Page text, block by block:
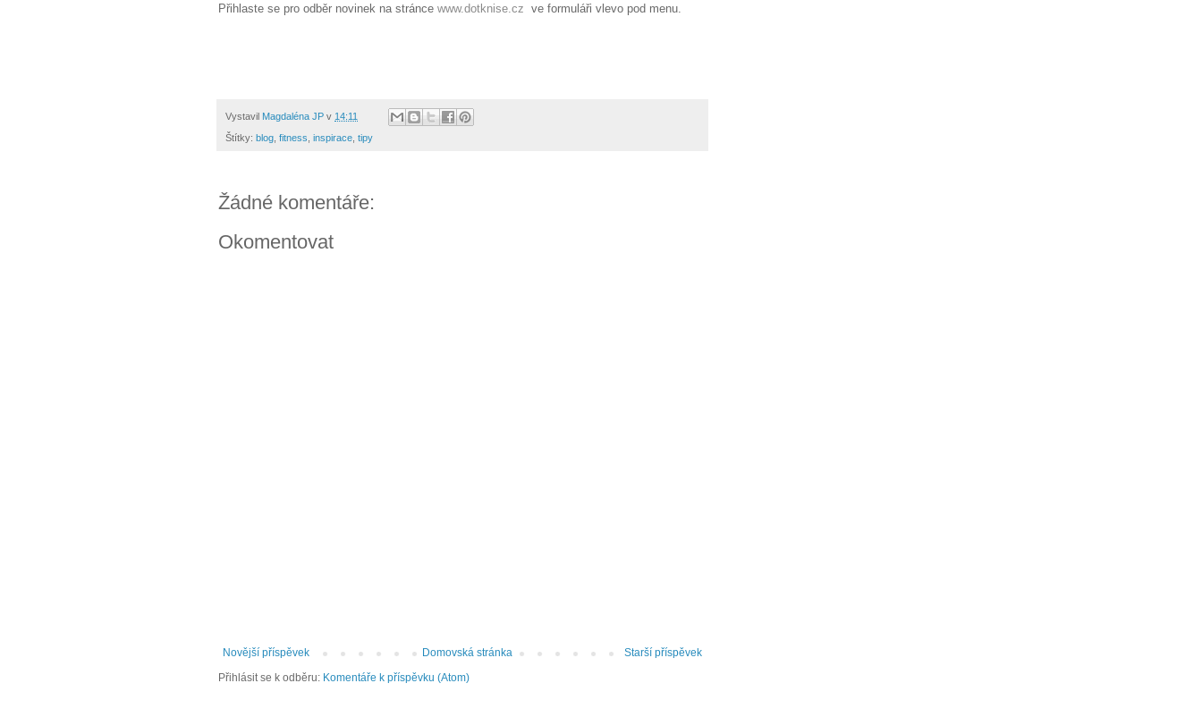
Přihlaste se pro odběr novinek na stránce www.dotknise.cz ve formuláři vlevo pod menu.
Vystavil Magdaléna JP v 14:11
Štítky: blog fitness inspirace tipy
Žádné komentáře:
Okomentovat
Novější příspěvek Starší příspěvek
Domovská stránka
Přihlásit se k odběru: Komentáře k příspěvku (Atom)